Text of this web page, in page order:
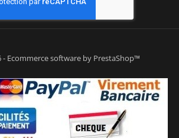
- Ecommerce software by PrestaShop™